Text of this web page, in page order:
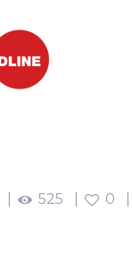
525 0